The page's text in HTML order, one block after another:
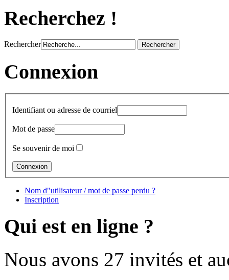
Recherchez !
Rechercher
Connexion
Identifiant ou adresse de courriel
Mot de passe
Se souvenir de moi
Nom d"utilisateur / mot de passe perdu ?
Inscription
Qui est en ligne ?
Nous avons 27 invités et